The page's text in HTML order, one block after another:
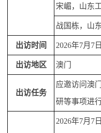
宋嵋，山东
战国栋，山
出访时间 2026年7月7
出访地区 澳门
出访任务
应邀访问澳
研等事项进
2026年7月7